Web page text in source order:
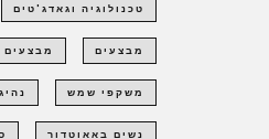
טכנולוגיה וגאדג'טים
מבצעים מבצעים
משקפי שמש
נשים באאוטדור